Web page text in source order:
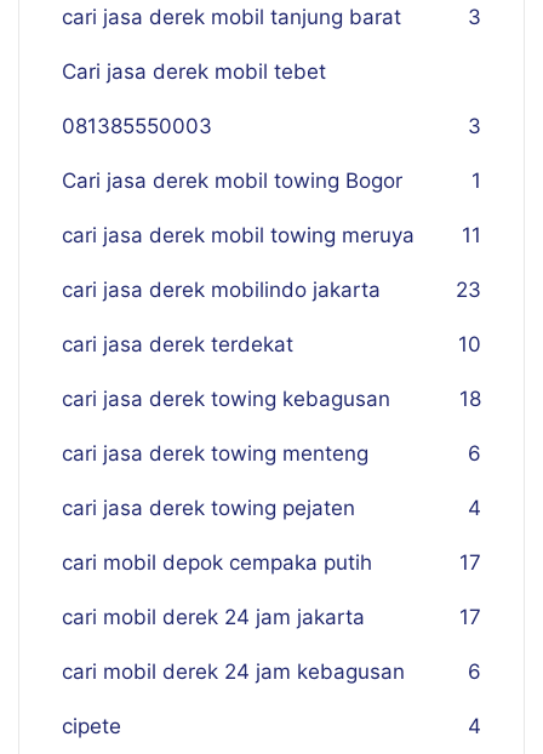
cari jasa derek mobil tanjung barat 3
Cari jasa derek mobil tebet
081385550003 3
Cari jasa derek mobil towing Bogor 1
cari jasa derek mobil towing meruya 11
cari jasa derek mobilindo jakarta 23
cari jasa derek terdekat 10
cari jasa derek towing kebagusan 18
cari jasa derek towing menteng 6
cari jasa derek towing pejaten 4
cari mobil depok cempaka putih 17
cari mobil derek 24 jam jakarta 17
cari mobil derek 24 jam kebagusan 6
cipete 4